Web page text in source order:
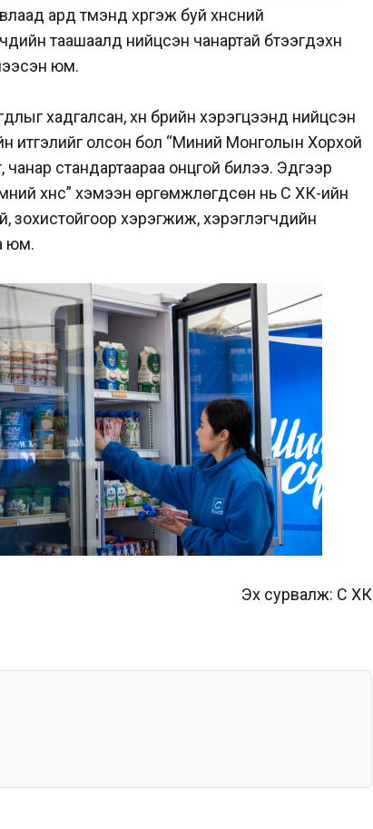
ард түмэнд хүргэж буй хүнсний
таашаалд нийцсэн чанартай бүтээгдэхүүн
юм.
хадгалсан, хүн бүрийн хэрэгцээнд нийцсэн
итгэлийг олсон бол “Миний Монголын Хорхой
стандартаараа онцгой билээ. Эдгээр
хүнс” хэмээн өргөмжлөгдсөн нь Сүү ХК-ийн
зохистойгоор хэрэгжиж, хэрэглэгчдийн
юм.
Эх сурвалж: Сүү ХК